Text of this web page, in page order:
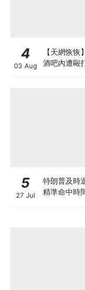
4
03 Aug
【天網恢
酒吧內遭毆
5
27 Jul
特朗普及時
精準命中時